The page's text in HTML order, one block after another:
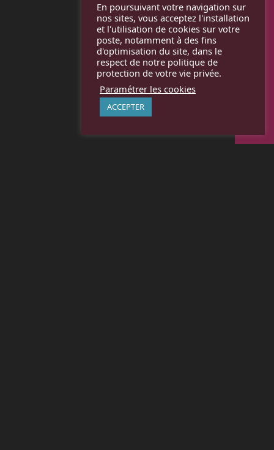
En poursuivant votre navigation sur
nos sites, vous acceptez l'installation
et l'utilisation de cookies sur votre
poste, notamment à des fins
d'optimisation du site, dans le
respect de notre politique de
protection de votre vie privée.
Paramétrer les cookies
ACCEPTER